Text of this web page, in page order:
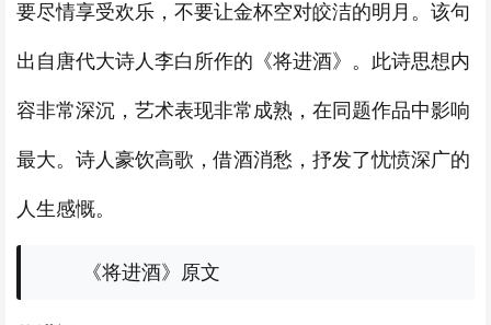
要尽情享受欢乐，不要让金杯空对皎洁的明月。该句
出自唐代大诗人李白所作的《将进酒》。此诗思想内
容非常深沉，艺术表现非常成熟，在同题作品中影响
最大。诗人豪饮高歌，借酒消愁，抒发了忧愤深广的
人生感慨。
《将进酒》原文